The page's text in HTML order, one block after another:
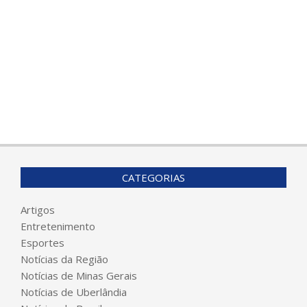
CATEGORIAS
Artigos
Entretenimento
Esportes
Notícias da Região
Notícias de Minas Gerais
Notícias de Uberlândia